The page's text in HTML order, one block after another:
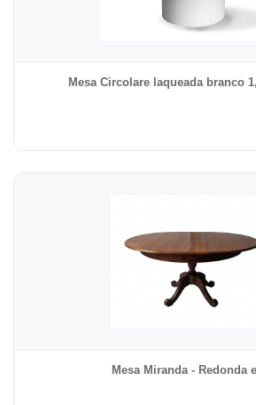
Mesa Circolare laqueada branco
Mesa Miranda - Redonda